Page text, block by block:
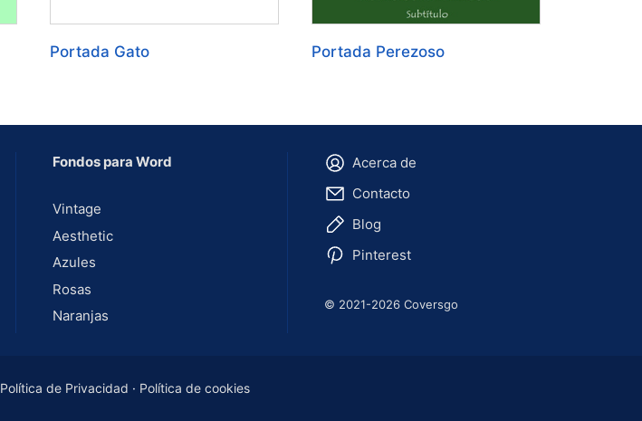
Portada Gato Portada Perezoso
Fondos para Word
Vintage
Aesthetic
Azules
Rosas
Naranjas
Acerca de
Contacto
Blog
Pinterest
© 2021-2026 Coversgo
Política de Privacidad · Política de cookies